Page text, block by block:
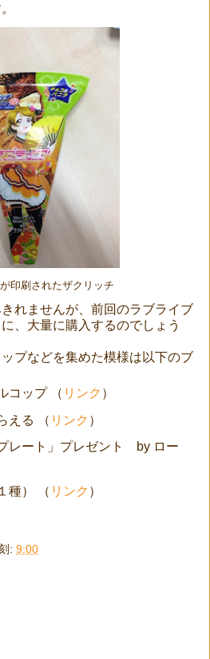
印刷されたザクリッチ
れませんが、前回のラブライブ
、大量に購入するのでしょう
プなどを集めた模様は以下のブ
コップ （ リンク ）
える （ リンク ）
レート」プレゼント by ロー
種） （ リンク ）
: 9:00